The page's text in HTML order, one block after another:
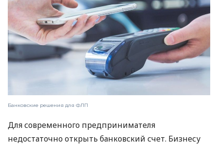
Банковские решения для ФЛП
Для современного предпринимателя
недостаточно открыть банковский счет. Бизнесу